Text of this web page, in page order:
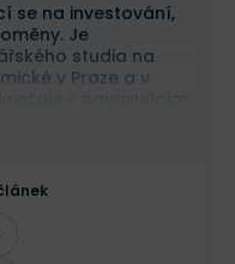
se na investování,
Je
studia na
v Praze a v
pohybuje již více
jako šéfredaktor a
dění na